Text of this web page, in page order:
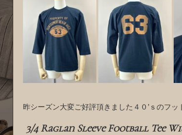
昨シーズン大変ご好評頂きました４０’ｓのフッ
3/4 Raglan Sleeve Football Tee